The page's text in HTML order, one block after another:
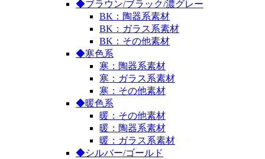
◆ブラウン/ブラック/濃グレー
BK：陶器系素材
BK：ガラス系素材
BK：その他素材
◆寒色系
寒：陶器系素材
寒：ガラス系素材
寒：その他素材
◆暖色系
暖：その他素材
暖：陶器系素材
暖：ガラス系素材
◆シルバー/ゴールド